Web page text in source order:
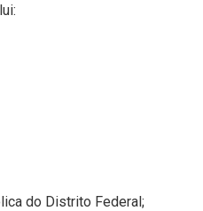
do Distrito Federal;